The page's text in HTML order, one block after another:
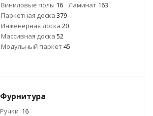
Виниловые полы 16 Ламинат 163
Паркетная доска 379
Инженерная доска 20
Массивная доска 52
Модульный паркет45
Фурнитура
Ручки 16